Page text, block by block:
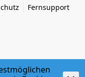
Fernsupport